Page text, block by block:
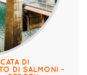
DI
DI SALMONI -